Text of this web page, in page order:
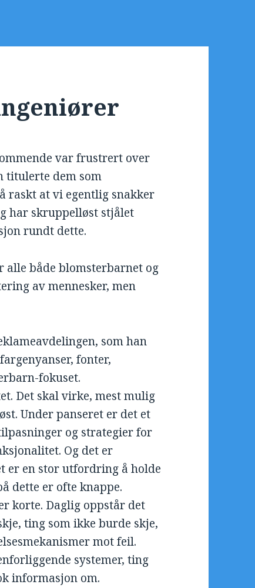
var frustrert over
titulerte dem som
raskt at vi egentlig snakker
har skruppelløst stjålet
rundt dette.
alle både blomsterbarnet og
av mennesker, men
som han
fonter,
fokuset.
Det skal virke, mest mulig
Under panseret er det et
og strategier for
Og det er
er en stor utfordring å holde
dette er ofte knappe.
korte. Daglig oppstår det
ting som ikke burde skje,
mot feil.
systemer, ting
informasjon om.